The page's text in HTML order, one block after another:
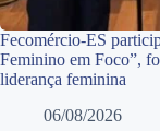
Fecomércio-ES
Feminino em Foco”,
liderança feminina
06/08/2026